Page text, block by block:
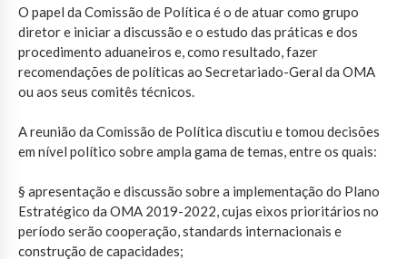
O papel da Comissão de Política é o de atuar como grupo
diretor e iniciar a discussão e o estudo das práticas e dos
procedimento aduaneiros e, como resultado, fazer
recomendações de políticas ao Secretariado-Geral da OMA
ou aos seus comitês técnicos.
A reunião da Comissão de Política discutiu e tomou decisões
em nível político sobre ampla gama de temas, entre os quais:
§ apresentação e discussão sobre a implementação do Plano
Estratégico da OMA 2019-2022, cujas eixos prioritários no
período serão cooperação, standards internacionais e
construção de capacidades;